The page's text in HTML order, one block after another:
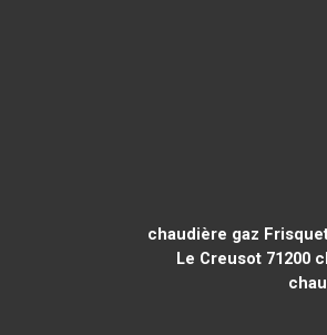
chaudière gaz
Le Creusot 71200